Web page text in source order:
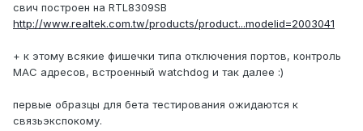
свич построен на RTL8309SB
http://www.realtek.com.tw/products/product...modelid=2003041
+ к этому всякие фишечки типа отключения портов, контроль
MAC адресов, встроенный watchdog и так далее :)
первые образцы для бета тестирования ожидаются к
связьэкспокому.